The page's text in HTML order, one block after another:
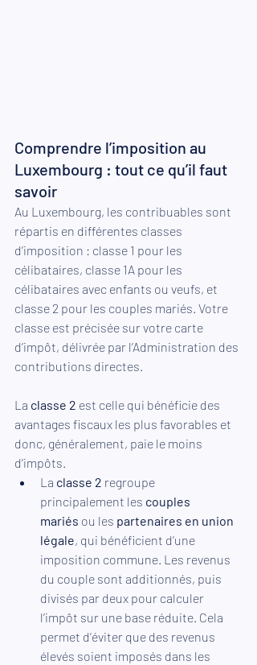
Comprendre l’imposition au
Luxembourg : tout ce qu’il faut
savoir
Au Luxembourg, les contribuables sont
répartis en différentes classes
d’imposition : classe 1 pour les
célibataires, classe 1A pour les
célibataires avec enfants ou veufs, et
classe 2 pour les couples mariés. Votre
classe est précisée sur votre carte
d’impôt, délivrée par l’Administration des
contributions directes.
La classe 2 est celle qui bénéficie des
avantages fiscaux les plus favorables et
donc, généralement, paie le moins
d’impôts.
La classe 2 regroupe
principalement les couples
mariés ou les partenaires en union
légale, qui bénéficient d’une
imposition commune. Les revenus
du couple sont additionnés, puis
divisés par deux pour calculer
l’impôt sur une base réduite. Cela
permet d’éviter que des revenus
élevés soient imposés dans les